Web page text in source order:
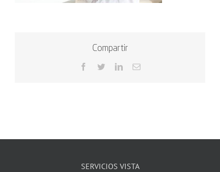
Compartir
Facebook
TwitterLinkedInCorreo
SERVICIOS VISTA